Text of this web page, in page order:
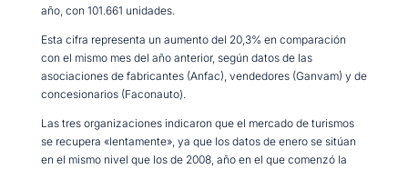
año, con 101.661 unidades.
Esta cifra representa un aumento del 20,3% en comparación
con el mismo mes del año anterior, según datos de las
asociaciones de fabricantes (Anfac), vendedores (Ganvam) y de
concesionarios (Faconauto).
Las tres organizaciones indicaron que el mercado de turismos
se recupera «lentamente», ya que los datos de enero se sitúan
en el mismo nivel que los de 2008, año en el que comenzó la